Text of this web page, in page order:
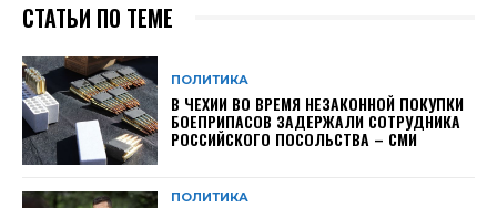
СТАТЬИ ПО ТЕМЕ
ПОЛИТИКА
В ЧЕХИИ ВО ВРЕМЯ НЕЗАКОННОЙ ПОКУПКИ
БОЕПРИПАСОВ ЗАДЕРЖАЛИ СОТРУДНИКА
РОССИЙСКОГО ПОСОЛЬСТВА – СМИ
ПОЛИТИКА